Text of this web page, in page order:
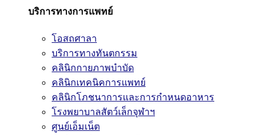
บริการทางการแพทย์
โอสถศาลา
บริการทางทันตกรรม
คลินิกกายภาพบำบัด
คลินิกเทคนิคการแพทย์
คลินิกโภชนาการและการกำหนดอาหาร
โรงพยาบาลสัตว์เล็กจุฬาฯ
ศูนย์เอ็มเน็ต